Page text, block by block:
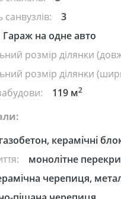
санвузлів:
3
Гараж на одне авто
розмір ділянки
розмір ділянки
119 м2
газобетон, керамічні
монолітне
черепиця,